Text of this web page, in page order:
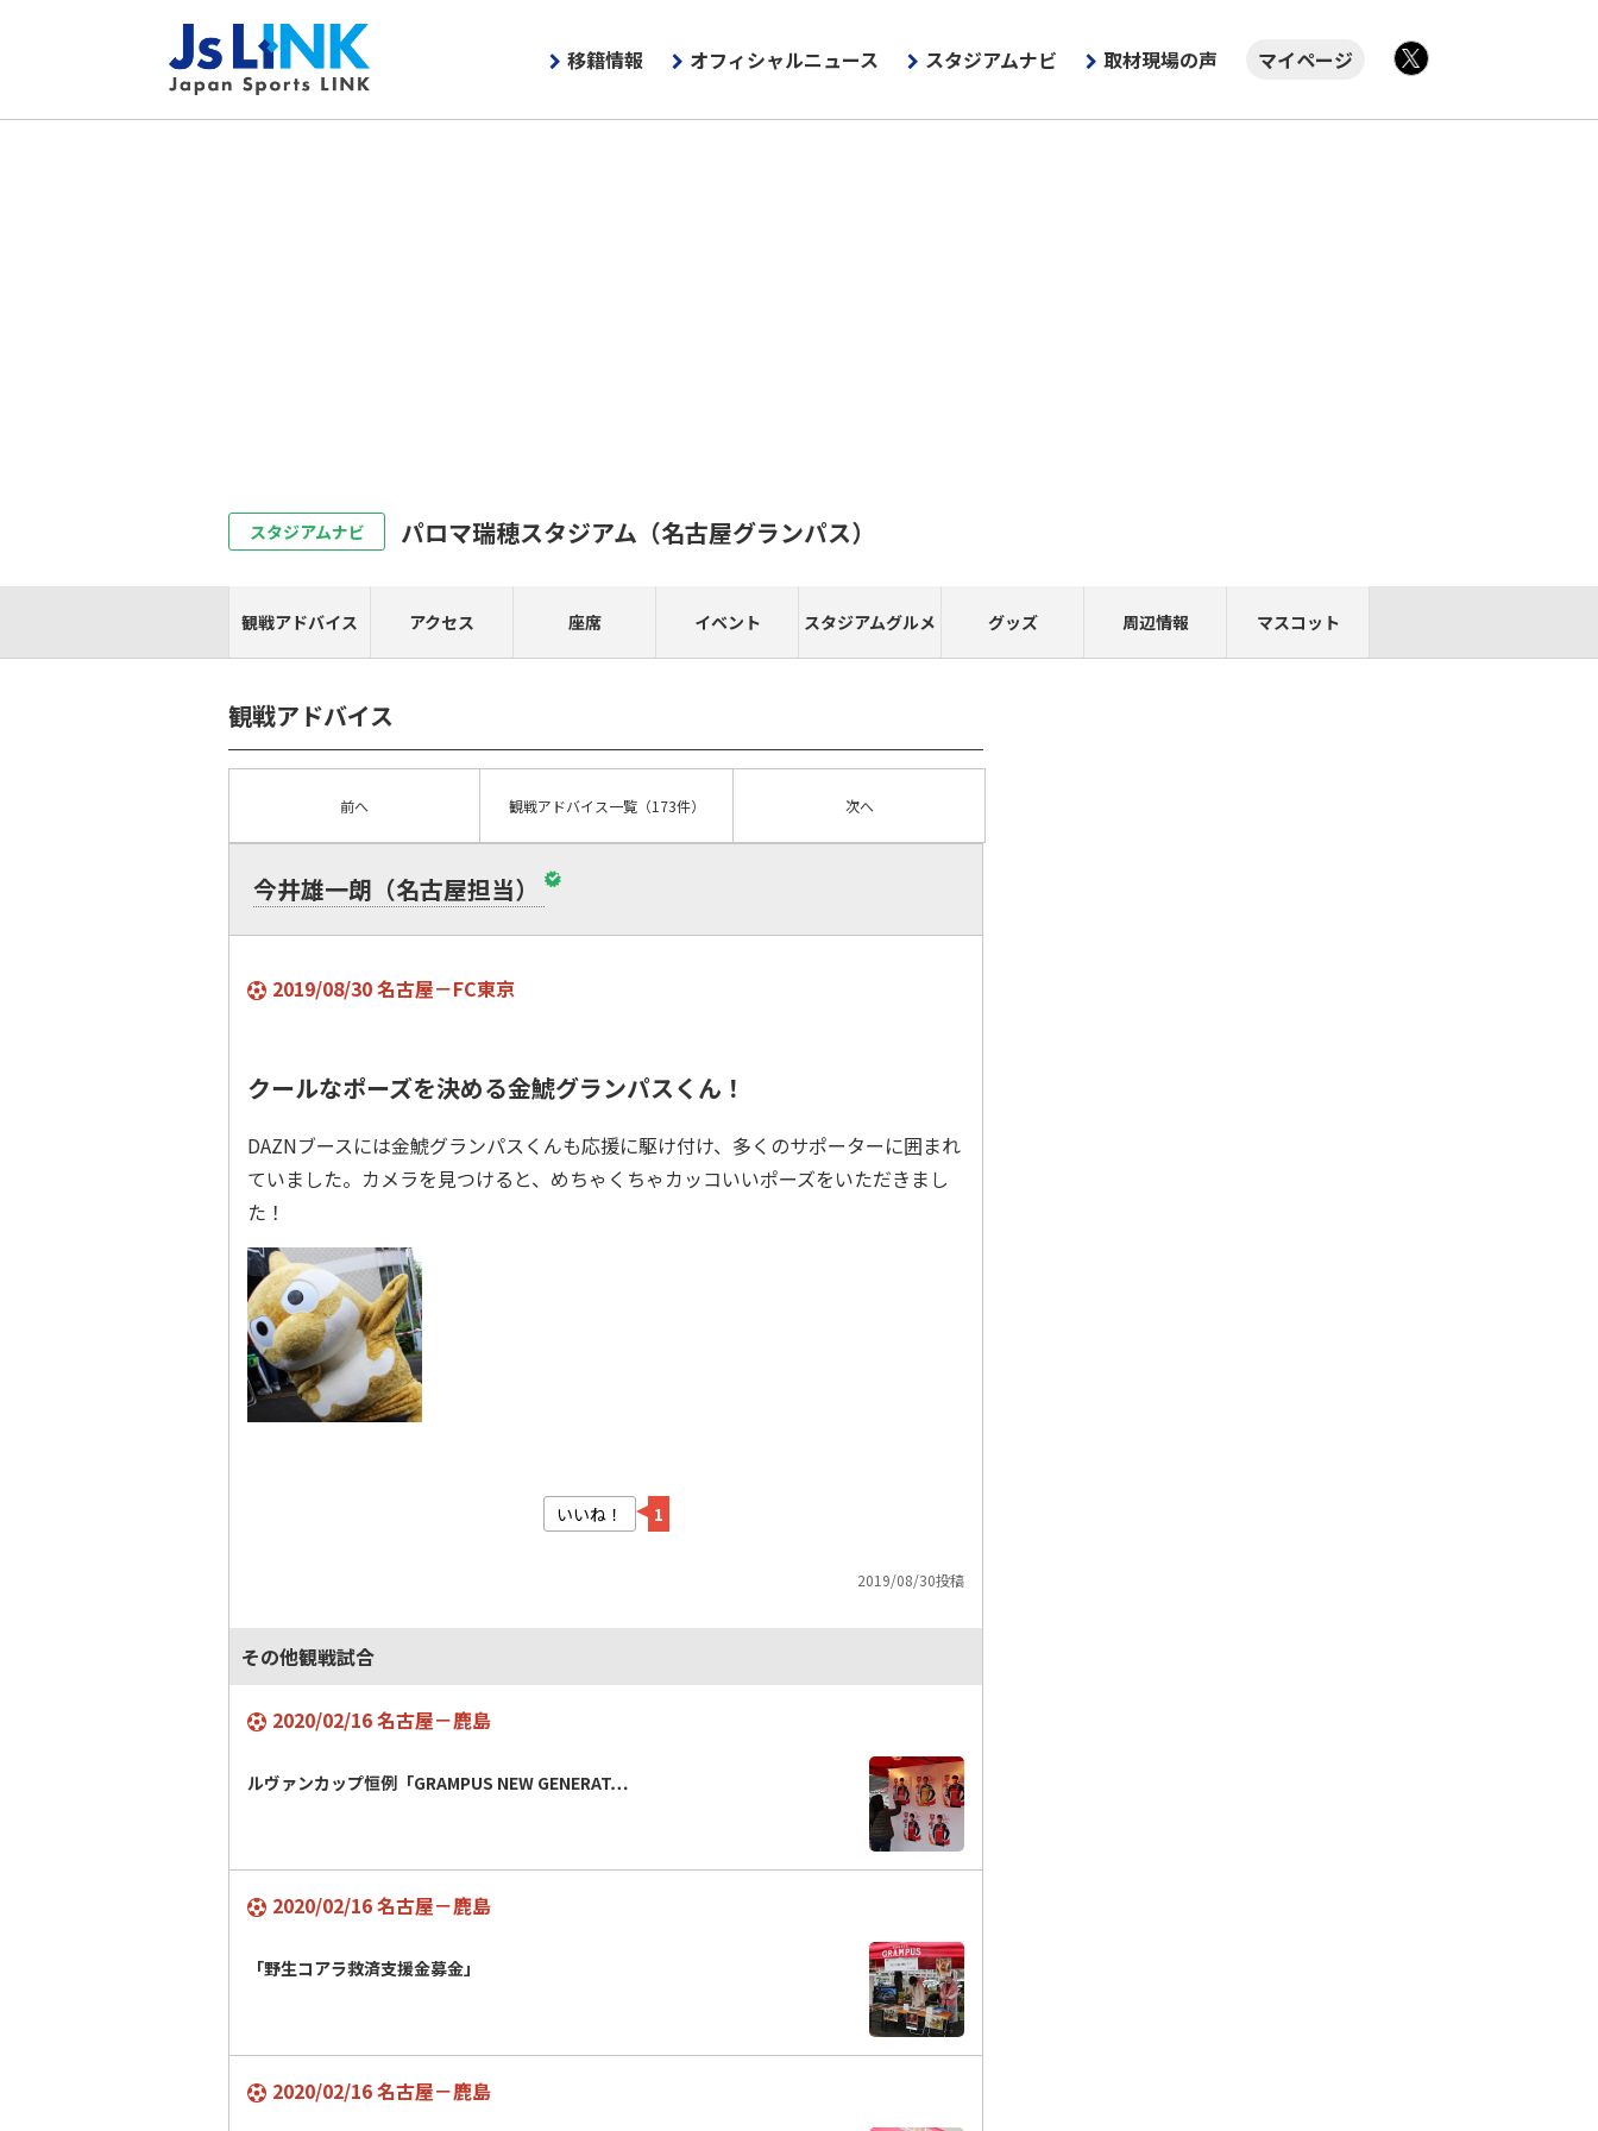
移籍情報 オフィシャルニュース スタジアムナビ 取材現場の声
マイページ
スタジアムナビ パロマ瑞穂スタジアム （名古屋グランパス）
観戦アドバイス アクセス 座席 イベント スタジアムグルメ グッズ 周辺情報 マスコット
観戦アドバイス
前へ 観戦アドバイス一覧（173件） 次へ
今井雄一朗（名古屋担当）
2019/08/30 名古屋－FC東京
クールなポーズを決める金鯱グランパスくん！
DAZNブースには金鯱グランパスくんも応援に駆け付け、多くのサポーターに囲まれ
ていました。カメラを見つけると、めちゃくちゃカッコいいポーズをいただきまし
た！
いいね！ 1
2019/08/30投稿
その他観戦試合
2020/02/16 名古屋－鹿島
ルヴァンカップ恒例「GRAMPUS NEW GENERAT…
2020/02/16 名古屋－鹿島
「野生コアラ救済支援金募金」
2020/02/16 名古屋－鹿島